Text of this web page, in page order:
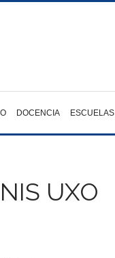
DOCENCIA ESCUELAS
UXO